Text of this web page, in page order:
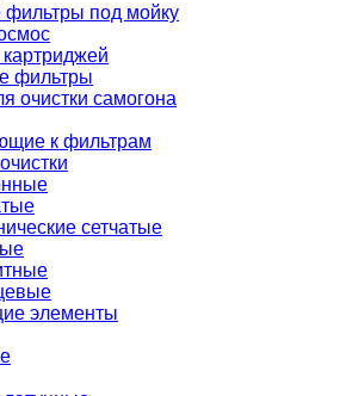
фильтры под мойку
фильтры
очистки самогона
к фильтрам
сетчатые
элементы